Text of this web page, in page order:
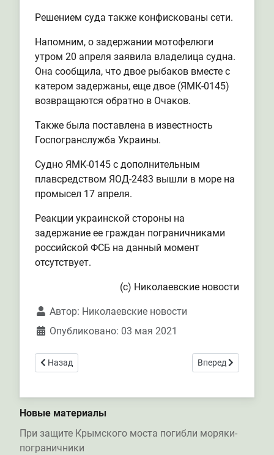
Решением суда также конфискованы сети.
Напомним, о задержании мотофелюги
утром 20 апреля заявила владелица судна.
Она сообщила, что двое рыбаков вместе с
катером задержаны, еще двое (ЯМК-0145)
возвращаются обратно в Очаков.
Также была поставлена в известность
Госпогранслужба Украины.
Судно ЯМК-0145 с дополнительным
плавсредством ЯОД-2483 вышли в море на
промысел 17 апреля.
Реакции украинской стороны на
задержание ее граждан пограничниками
российской ФСБ на данный момент
отсутствует.
(с) Николаевские новости
Автор: Николаевские новости
Опубликовано: 03 мая 2021
Предыдущий: 40 кг осетра браконьеры попытались
Назад Следующий:
Вперед
Новые материалы
При защите Крымского моста погибли моряки-
пограничники